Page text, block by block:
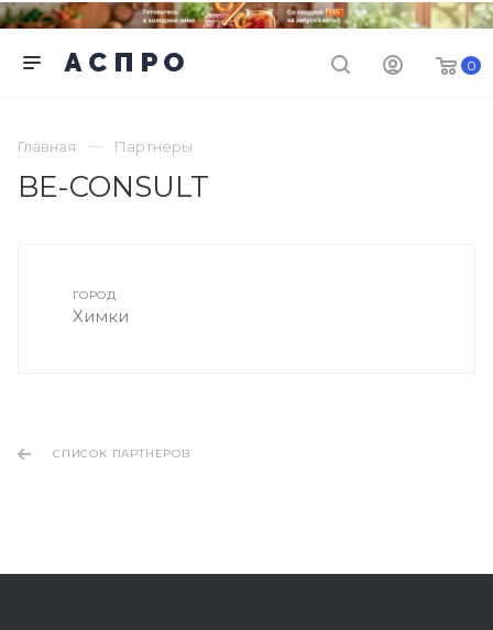
0
Главная Партнеры
BE-CONSULT
ГОРОД
Химки
СПИСОК ПАРТНЕРОВ